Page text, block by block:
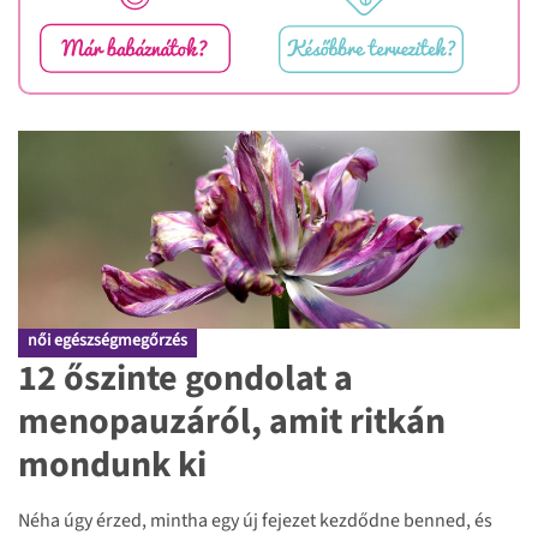
Kérjük, add meg az életkorod!
18-30
35-40
40 felett
Mikor szeretnétek gyermeket vállalni?
női egészségmegőrzés
12 őszinte gondolat a
menopauzáról, amit ritkán
mondunk ki
Néha úgy érzed, mintha egy új fejezet kezdődne benned, és